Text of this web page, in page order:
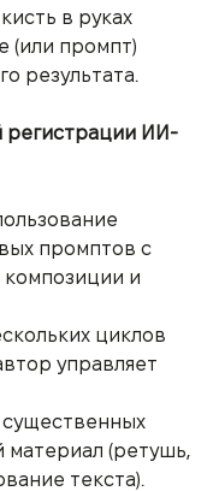
в руках
(или промпт)
результата.
регистрации ИИ-
промптов с
и
циклов
управляет
материал (ретушь,
текста).